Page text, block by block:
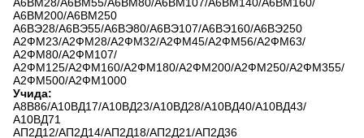
А6ВМ200/А6ВМ250
А6ВЭ28/А6ВЭ55/А6ВЭ80/А6ВЭ107/А6ВЭ160/А6ВЭ250
А2ФМ23/А2ФМ28/А2ФМ32/А2ФМ45/А2ФМ56/А2ФМ63/
А2ФМ80/А2ФМ107/
А2ФМ125/А2ФМ160/А2ФМ180/А2ФМ200/А2ФМ250/А2ФМ355/
А2ФМ500/А2ФМ1000
Учида:
А8В86/А10ВД17/А10ВД23/А10ВД28/А10ВД40/А10ВД43/
А10ВД71
АП2Д12/АП2Д14/АП2Д18/АП2Д21/АП2Д36